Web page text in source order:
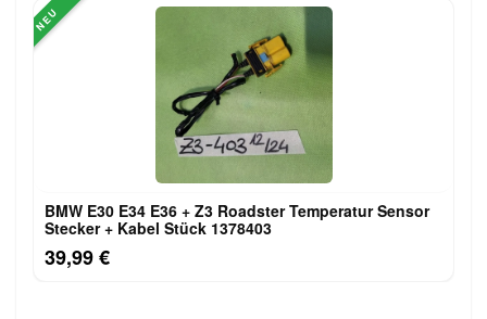
NEU
BMW E30 E34 E36 + Z3 Roadster Temperatur Sensor
Stecker + Kabel Stück 1378403
39,99 €